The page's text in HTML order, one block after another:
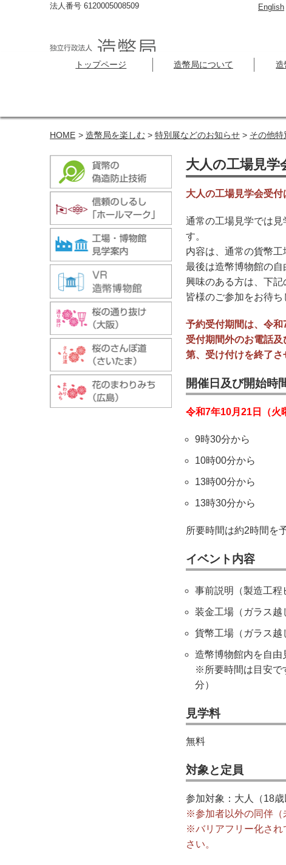
法人番号 6120005008509 English
トップページ 造幣局について 造
HOME > 造幣局を楽しむ > 特別展などのお知らせ > その他特
大人の工場見学
大人の工場見学会受付
通常の工場見学では
す。
内容は、通常の貨幣
最後は造幣博物館の自
興味のある方は、下記
皆様のご参加をお待ち
予約受付期間は、令和
受付期間外のお電話
第、受け付けを終了さ
開催日及び開始時
令和7年10月21日（火
9時30分から
10時00分から
13時00分から
13時30分から
所要時間は約2時間を
イベント内容
事前説明（製造工
装金工場（ガラス
貨幣工場（ガラス
造幣博物館内を自
※所要時間は目安で
分）
見学料
無料
対象と定員
参加対象：大人（18
※参加者以外の同伴（
※バリアフリー化され
さい。